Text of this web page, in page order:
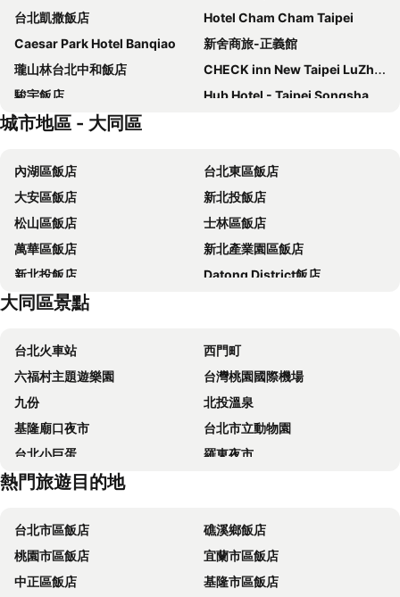
台北凱撒飯店
Hotel Cham Cham Taipei
Caesar Park Hotel Banqiao
新舍商旅-正義館
瓏山林台北中和飯店
CHECK inn New Taipei LuZhou
駿宇飯店
Hub Hotel - Taipei Songshan Airport
The Grand Hotel
Xi Ke Hotel - Sanchong Branch
Miramar Garden Taipei
富裕自由商旅 - 忠孝館
柯達大飯店台北一店
FX Hotel Taipei Nanjing East Road Branch
福容大飯店淡水漁人碼頭
Hotel Fun - Linsen
Yidear Hotel
麗京棧酒店
CHIENTAN Youth Hotel
台北天成大飯店
Forte Hotel Xizhi
Beauty Hotels Taipei - Hotel Bchic
Finders Hotel
梅樓商務驛站
首都大飯店 - 松山館
Brother Hotel
Formosa 101 Taipei Main Branch
Hotel Gracery Taipei
台北西門窩
成旅晶贊飯店‧台北蘆洲
Just Palace
承億文旅淡水吹風
台北花園大酒店
台北福華大飯店
漁人碼頭休閒旅館
Morwing Hotel - Ocean
福格大飯店
城市地區 - 大同區
內湖區飯店
台北東區飯店
大安區飯店
新北投飯店
松山區飯店
士林區飯店
萬華區飯店
新北產業園區飯店
新北投飯店
Datong District飯店
大同區景點
台北火車站
西門町
六福村主題遊樂園
台灣桃園國際機場
九份
北投溫泉
基隆廟口夜市
台北市立動物園
台北小巨蛋
羅東夜市
Taipei 101
拉拉山
淡水老街
烏來溫泉
饒河街觀光夜市
中壢車站
景美捷運站
熱門旅遊目的地
台北市區飯店
礁溪鄉飯店
桃園市區飯店
宜蘭市區飯店
中正區飯店
基隆市區飯店